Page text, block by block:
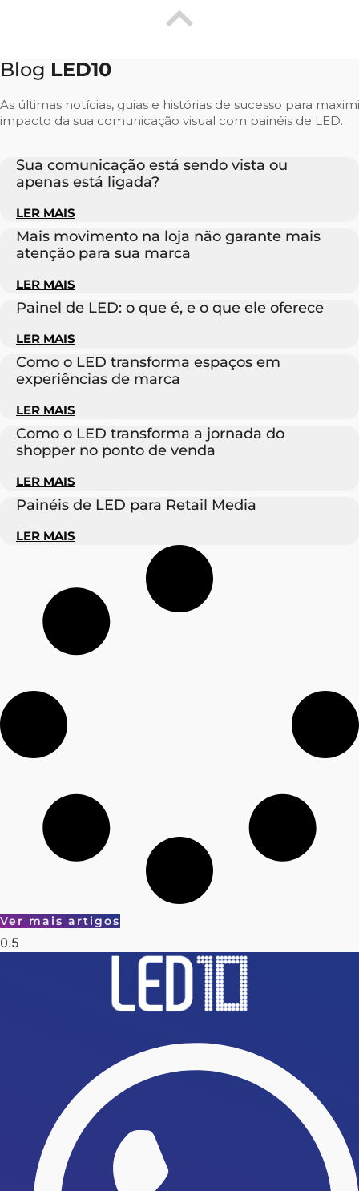
Blog LED10
As últimas notícias, guias e histórias de sucesso para
impacto da sua comunicação visual com painéis de LED.
Sua comunicação está sendo vista ou
apenas está ligada?
LER MAIS
Mais movimento na loja não garante mais
atenção para sua marca
LER MAIS
Painel de LED: o que é, e o que ele oferece
LER MAIS
Como o LED transforma espaços em
experiências de marca
LER MAIS
Como o LED transforma a jornada do
shopper no ponto de venda
LER MAIS
Painéis de LED para Retail Media
LER MAIS
Ver mais artigos